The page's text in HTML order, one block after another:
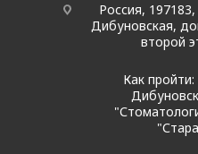
Россия,
Дибуновская,
второй
Как